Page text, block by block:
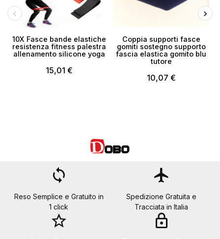
10X Fasce bande elastiche
resistenza fitness palestra
allenamento silicone yoga
15,01 €
Coppia supporti fasce
gomiti sostegno supporto
fascia elastica gomito blu
tutore
10,07 €
loop
Reso Semplice e Gratuito in
1 click
flight
Spedizione Gratuita e
Tracciata in Italia
star_border lock